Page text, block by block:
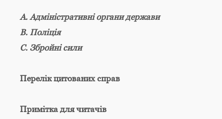
А. Адміністративні органи держави
В. Поліція
C. Збройні сили
Перелік цитованих справ
Примітка для читачів